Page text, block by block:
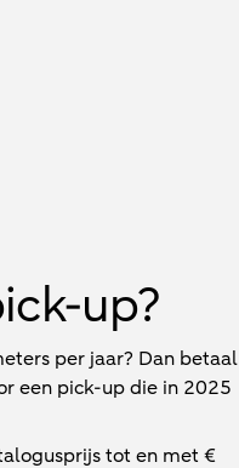
up?
per jaar? Dan betaal
een pick-up die in 2025
tot en met €